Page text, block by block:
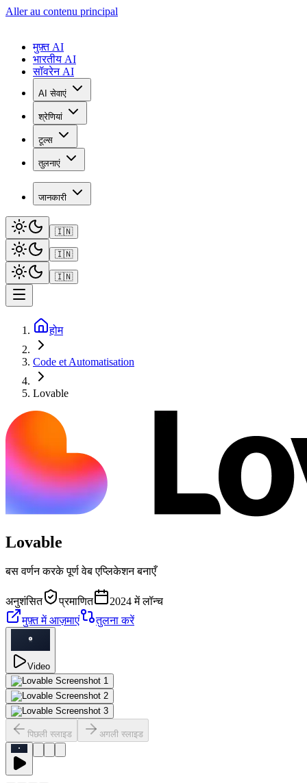
Aller au contenu principal
मुफ़्त AI
भारतीय AI
सॉवरेन AI
AI सेवाएं
श्रेणियां
टूल्स
तुलनाएं
जानकारी
🇮🇳
🇮🇳
🇮🇳
होम
Code et Automatisation
Lovable
Lovable
बस वर्णन करके पूर्ण वेब एप्लिकेशन बनाएँ
अनुशंसित प्रमाणित
2024 में लॉन्च
मुफ़्त में आज़माएं
तुलना करें
Video
पिछली स्लाइड अगली स्लाइड